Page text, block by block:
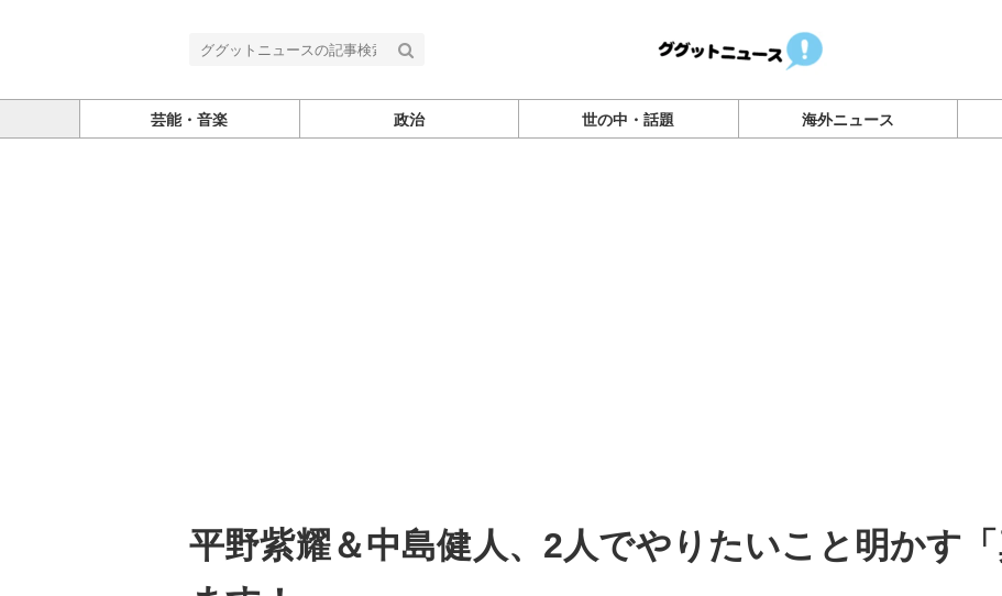
芸能・音楽 政治 世の中・話題 海外ニュース
平野紫耀＆中島健人、2人でやりたいこと明かす